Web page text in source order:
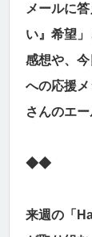
メールに
い』希望
感想や、
への応援
さんのエ
◆◆
来週の「